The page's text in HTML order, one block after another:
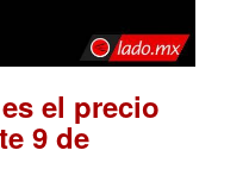
el precio
9 de